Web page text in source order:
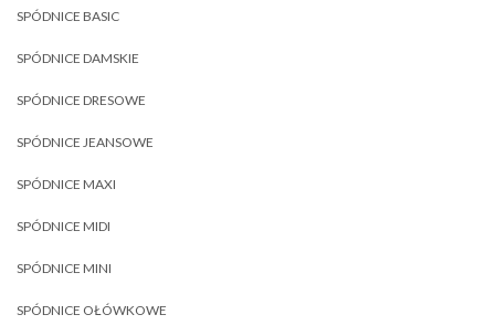
SPÓDNICE BASIC
SPÓDNICE DAMSKIE
SPÓDNICE DRESOWE
SPÓDNICE JEANSOWE
SPÓDNICE MAXI
SPÓDNICE MIDI
SPÓDNICE MINI
SPÓDNICE OŁÓWKOWE